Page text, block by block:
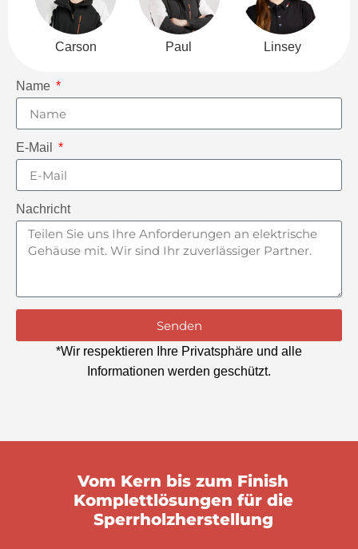
Carson Paul Linsey
Name
E-Mail
Nachricht
Senden
*Wir respektieren Ihre Privatsphäre und alle
Informationen werden geschützt.
Vom Kern bis zum Finish
Komplettlösungen für die
Sperrholzherstellung